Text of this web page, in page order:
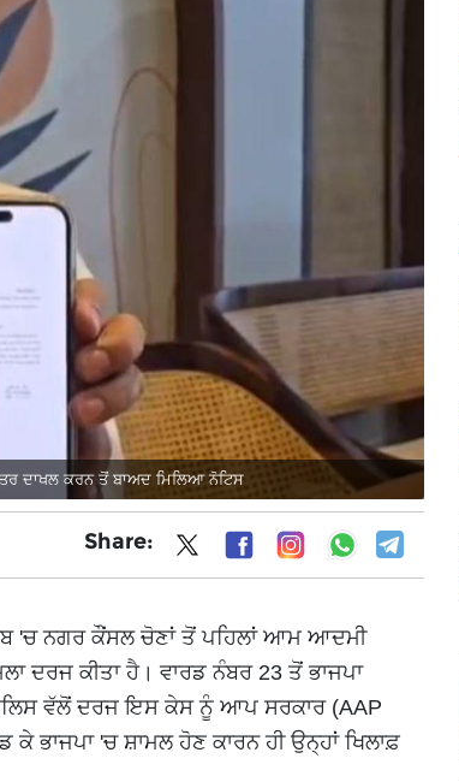
ਦਾਖਲ ਕਰਨ ਤੋਂ ਬਾਅਦ ਮਿਲਿਆ ਨੋਟਿਸ
Share:
'ਚ ਨਗਰ ਕੌਂਸਲ ਚੋਣਾਂ ਤੋਂ ਪਹਿਲਾਂ ਆਮ ਆਦਮੀ
ਦਰਜ ਕੀਤਾ ਹੈ। ਵਾਰਡ ਨੰਬਰ 23 ਤੋਂ ਭਾਜਪਾ
ਵੱਲੋਂ ਦਰਜ ਇਸ ਕੇਸ ਨੂੰ ਆਪ ਸਰਕਾਰ (AAP
ਭਾਜਪਾ 'ਚ ਸ਼ਾਮਲ ਹੋਣ ਕਾਰਨ ਹੀ ਉਨ੍ਹਾਂ ਖਿਲਾਫ਼